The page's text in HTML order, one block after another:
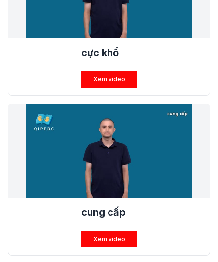
cực khổ
Xem video
cung cấp
Xem video